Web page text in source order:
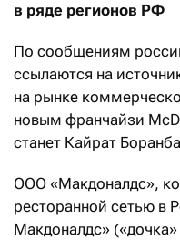
в ряде регионов РФ
По сообщениям
ссылаются на
на рынке
новым франчайзи
станет Кайрат
ООО «Макдоналдс»,
ресторанной сетью в
Макдоналдс»